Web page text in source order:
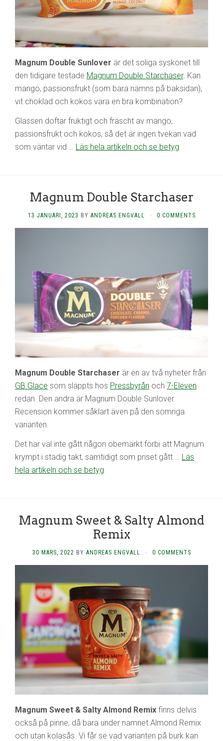
Magnum Double Sunlover är det soliga syskonet till
den tidigare testade Magnum Double Starchaser. Kan
mango, passionsfrukt (som bara nämns på baksidan),
vit choklad och kokos vara en bra kombination?
Glassen doftar fruktigt och fräscht av mango,
passionsfrukt och kokos, så det är ingen tvekan vad
som väntar vid … Läs hela artikeln och se betyg
Magnum Double Starchaser
13 JANUARI, 2023 BY ANDREAS ENGVALL · 0 COMMENTS
Magnum Double Starchaser är en av två nyheter från
GB Glace som släppts hos Pressbyrån och 7-Eleven
redan. Den andra är Magnum Double Sunlover.
Recension kommer såklart även på den somriga
varianten.
Det har väl inte gått någon obemärkt förbi att Magnum
krympt i stadig takt, samtidigt som priset gått … Läs
hela artikeln och se betyg
Magnum Sweet & Salty Almond
Remix
30 MARS, 2022 BY ANDREAS ENGVALL · 0 COMMENTS
Magnum Sweet & Salty Almond Remix finns delvis
också på pinne, då bara under namnet Almond Remix
och utan kolasås. Vi får se vad varianten på burk kan